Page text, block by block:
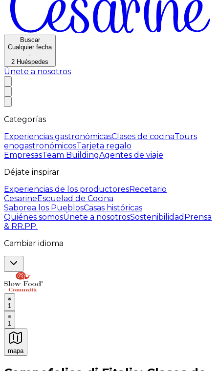
Buscar
Cualquier fecha
·
2 Huéspedes
Únete a nosotros
Categorías
Experiencias gastronómicasClases de cocinaTours
enogastronómicosTarjeta regalo
EmpresasTeam BuildingAgentes de viaje
Déjate inspirar
Experiencias de los productoresRecetario
CesarineEscuelad de Cocina
Saborea los PueblosCasas históricas
Quiénes somosÚnete a nosotrosSostenibilidad Prensa
& RR.PP.
Cambiar idioma
1
1
mapa